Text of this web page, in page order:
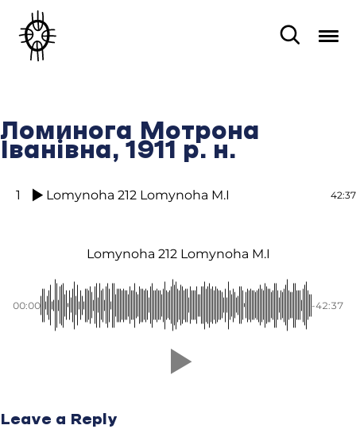
Ломинога Мотрона
Іванівна, 1911 р. н.
1 Lomynoha 212 Lomynoha M.I 42:37
Lomynoha 212 Lomynoha M.I
00:00 -42:37
Leave a Reply